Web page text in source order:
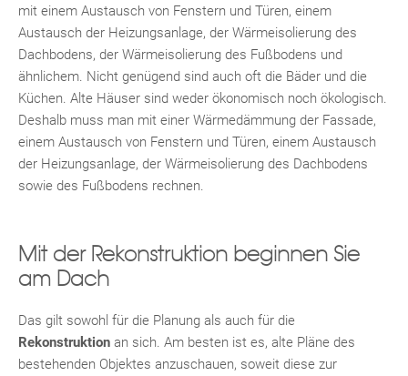
mit einem Austausch von Fenstern und Türen, einem
Austausch der Heizungsanlage, der Wärmeisolierung des
Dachbodens, der Wärmeisolierung des Fußbodens und
ähnlichem. Nicht genügend sind auch oft die Bäder und die
Küchen. Alte Häuser sind weder ökonomisch noch ökologisch.
Deshalb muss man mit einer Wärmedämmung der Fassade,
einem Austausch von Fenstern und Türen, einem Austausch
der Heizungsanlage, der Wärmeisolierung des Dachbodens
sowie des Fußbodens rechnen.
Mit der Rekonstruktion beginnen Sie
am Dach
Das gilt sowohl für die Planung als auch für die
Rekonstruktion an sich. Am besten ist es, alte Pläne des
bestehenden Objektes anzuschauen, soweit diese zur